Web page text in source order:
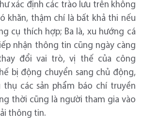
xác định các trào lưu trên không
khăn, thậm chí là bất khả thi nếu
cụ thích hợp; Ba là, xu hướng cá
nhận thông tin cũng ngày càng
đổi vai trò, vị thế của công
bị động chuyển sang chủ động,
các sản phẩm báo chí truyền
thời cũng là người tham gia vào
thông tin.